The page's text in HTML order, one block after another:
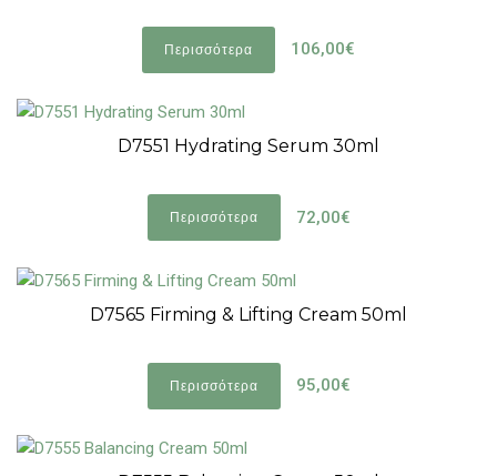
Περισσότερα 106,00€
D7551 Hydrating Serum 30ml
Περισσότερα 72,00€
D7565 Firming & Lifting Cream 50ml
Περισσότερα 95,00€